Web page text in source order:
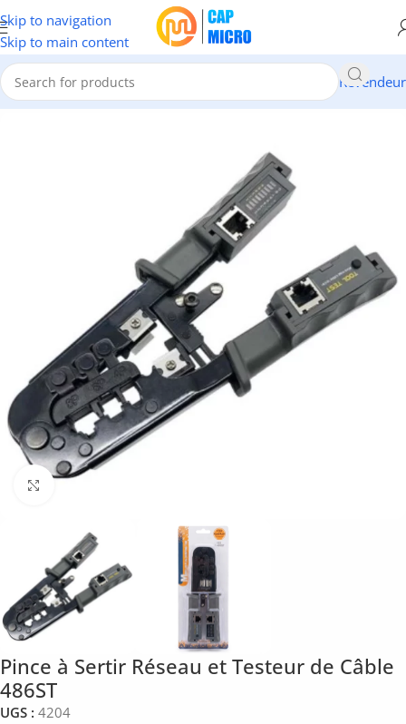
Skip to navigation
Skip to main content
Revendeur
Accueil/RESEAUX/Accessoires Réseau
Click to enlarge
Pince à Sertir Réseau et Testeur de Câble
486ST
UGS : 4204